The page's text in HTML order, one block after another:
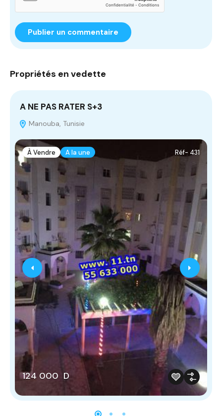
Propriétés en vedette
A NE PAS RATER S+3
Manouba, Tunisie
À Vendre A la une Réf- 431
124 000 D